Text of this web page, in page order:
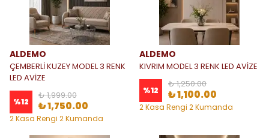
ALDEMO
ÇEMBERLİ KUZEY MODEL 3 RENK
LED AVİZE
%12
₺ 1,999.00
₺ 1,750.00
2 Kasa Rengi 2 Kumanda
ALDEMO
KIVRIM MODEL 3 RENK LED AVİZE
%12
₺ 1,250.00
₺ 1,100.00
2 Kasa Rengi 2 Kumanda